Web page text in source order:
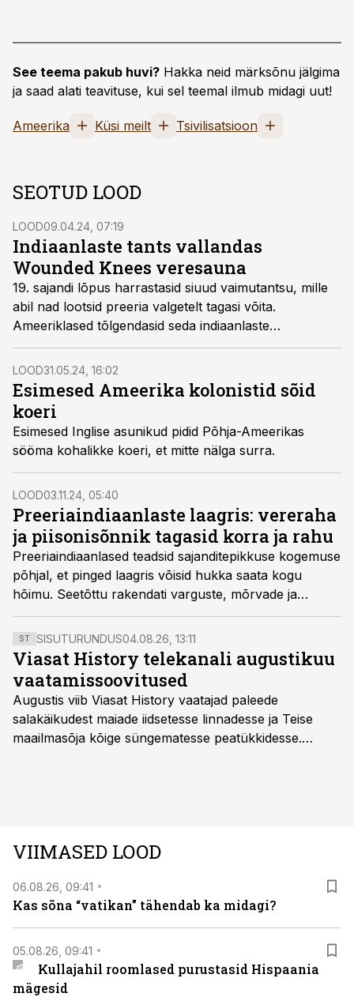
See teema pakub huvi? Hakka neid märksõnu jälgima
ja saad alati teavituse, kui sel teemal ilmub midagi uut!
Ameerika Küsi meilt Tsivilisatsioon
SEOTUD LOOD
LOOD09.04.24, 07:19
Indiaanlaste tants vallandas
Wounded Knees veresauna
19. sajandi lõpus harrastasid siuud vaimutantsu, mille
abil nad lootsid preeria valgetelt tagasi võita.
Ameeriklased tõlgendasid seda indiaanlaste
sõjakuulutusena ja vastasid Wounded Knees
relvadega.
LOOD31.05.24, 16:02
Esimesed Ameerika kolonistid sõid
koeri
Esimesed Inglise asunikud pidid Põhja-Ameerikas
sööma kohalikke koeri, et mitte nälga surra.
LOOD03.11.24, 05:40
Preeriaindiaanlaste laagris: vereraha
ja piisonisõnnik tagasid korra ja rahu
Preeriaindiaanlased teadsid sajanditepikkuse kogemuse
põhjal, et pinged laagris võisid hukka saata kogu
hõimu. Seetõttu rakendati varguste, mõrvade ja
truudusetuse korral mõjuvaid karistusi. Vahel kustutati
vaen halastusega.
ST SISUTURUNDUS04.08.26, 13:11
Viasat History telekanali augustikuu
vaatamissoovitused
Augustis viib Viasat History vaatajad paleede
salakäikudest maiade iidsetesse linnadesse ja Teise
maailmasõja kõige süngematesse peatükkidesse.
viasathistory.eu/ee
VIIMASED LOOD
06.08.26, 09:41
Kas sõna “vatikan” tähendab ka midagi?
05.08.26, 09:41
Kullajahil roomlased purustasid Hispaania
mägesid